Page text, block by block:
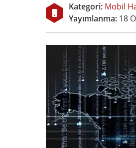
Kategori: Mobil
Yayımlanma: 18